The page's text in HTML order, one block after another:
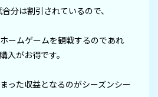
分は割引されているので、
ームゲームを観戦するのであれ
入がお得です。
った収益となるのがシーズンシー